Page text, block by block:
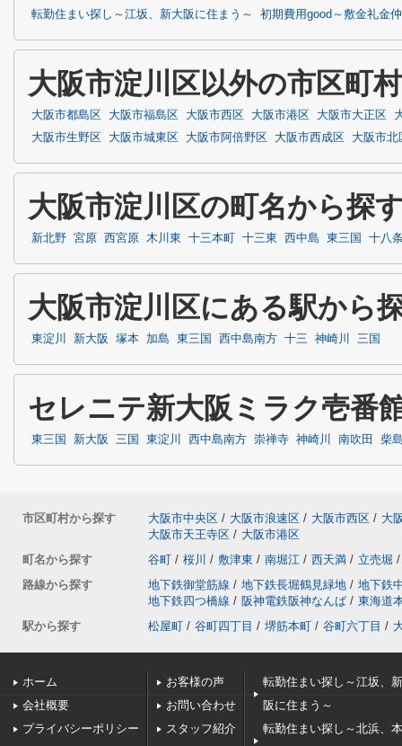
転勤住まい探し～江坂、新大阪に住まう～ 初期費用good～敷金礼金
大阪市淀川区以外の市区町
大阪市都島区 大阪市福島区 大阪市西区 大阪市港区 大阪市大正区
大阪市生野区
大阪市城東区 大阪市阿倍野区 大阪市西成区 大阪市北
大阪市淀川区の町名から探
新北野 宮原 西宮原 木川東 十三本町 十三東 西中島 東三国 十八
大阪市淀川区にある駅から
東淀川 新大阪 塚本 加島 東三国 西中島南方 十三 神崎川 三国
セレニテ新大阪ミラク壱番
東三国 新大阪 三国 東淀川 西中島南方 崇禅寺 神崎川 南吹田 柴
市区町村から探す 大阪市中央区 / 大阪市浪速区 / 大阪市西区 / 大
大阪市天王寺区 / 大阪市港区
町名から探す
谷町 / 桜川 / 敷津東 / 南堀江 / 西天満 / 立売堀 /
路線から探す
地下鉄御堂筋線 / 地下鉄長堀鶴見緑地 / 地下鉄
地下鉄四つ橋線 / 阪神電鉄阪神なんば / 東海道
駅から探す
松屋町 / 谷町四丁目 / 堺筋本町 / 谷町六丁目 /
ホーム
会社概要
プライバシーポリシー
お客様の声
お問い合わせ
スタッフ紹介
転勤住まい探し～江坂、
阪に住まう～
転勤住まい探し～北浜、